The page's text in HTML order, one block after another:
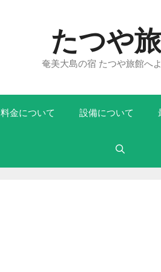
たつや
奄美大島の宿 たつや旅館へ
料金について 設備について